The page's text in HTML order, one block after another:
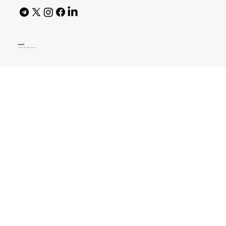
AI Policy
© 2026 High Bar Journal